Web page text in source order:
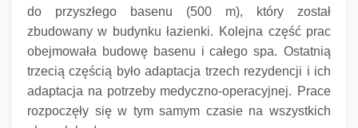
do przyszłego basenu (500 m), który został
zbudowany w budynku łazienki. Kolejna część prac
obejmowała budowę basenu i całego spa. Ostatnią
trzecią częścią było adaptacja trzech rezydencji i ich
adaptacja na potrzeby medyczno-operacyjnej. Prace
rozpoczęły się w tym samym czasie na wszystkich